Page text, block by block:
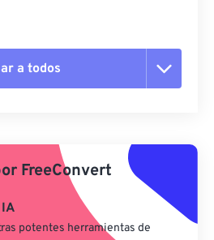
a todos
ajuste preestablecido
FreeConvert
potentes herramientas de